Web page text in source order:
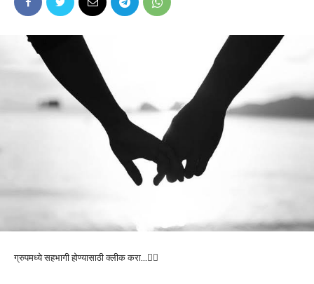
ग्रुपमध्ये सहभागी होण्यासाठी क्लीक करा…👆🏻